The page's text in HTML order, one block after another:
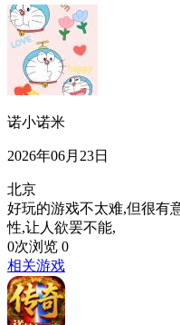
诺小诺米
2026年06月23日
北京
好玩的游戏不太难,但很有
性,让人欲罢不能,
0次浏览 0
相关游戏